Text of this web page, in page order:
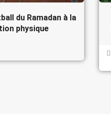
du Ramadan à la
physique